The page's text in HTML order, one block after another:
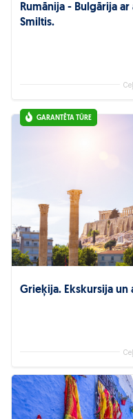
Rumānija - Bulgārija
Smiltis.
GARANTĒTA TŪRE
Grieķija. Ekskursija un